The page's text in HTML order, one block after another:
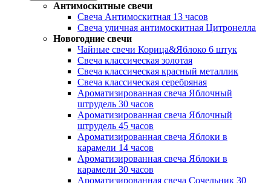
Антимоскитные свечи
Свеча Антимоскитная 13 часов
Свеча уличная антимоскитная Цитронелла
Новогодние свечи
Чайные свечи Корица&Яблоко 6 штук
Свеча классическая золотая
Свеча классическая красный металлик
Свеча классическая серебряная
Ароматизированная свеча Яблочный
штрудель 30 часов
Ароматизированная свеча Яблочный
штрудель 45 часов
Ароматизированная свеча Яблоки в
карамели 14 часов
Ароматизированная свеча Яблоки в
карамели 30 часов
Ароматизированная свеча Сочельник 30